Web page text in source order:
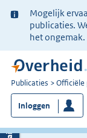
Ter
informatie:
Mogelijk
publicaties.
het ongemak.
U
bent
nu
hier:
Publicaties Officiële
Inloggen